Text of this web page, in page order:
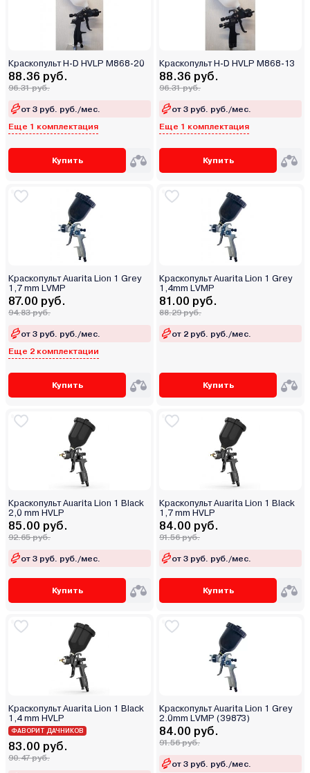
Краскопульт H-D HVLP M868-20
88.36 руб.
96.31 руб.
от 3 руб. руб./мес.
Еще 1 комплектация
Купить
Краскопульт H-D HVLP M868-13
88.36 руб.
96.31 руб.
от 3 руб. руб./мес.
Еще 1 комплектация
Купить
Краскопульт Auarita Lion 1 Grey
1,7 mm LVMP
87.00 руб.
94.83 руб.
от 3 руб. руб./мес.
Еще 2 комплектации
Купить
Краскопульт Auarita Lion 1 Grey
1,4mm LVMP
81.00 руб.
88.29 руб.
от 2 руб. руб./мес.
Купить
Краскопульт Auarita Lion 1 Black
2,0 mm HVLP
85.00 руб.
92.65 руб.
от 3 руб. руб./мес.
Купить
Краскопульт Auarita Lion 1 Black
1,7 mm HVLP
84.00 руб.
91.56 руб.
от 3 руб. руб./мес.
Купить
Краскопульт Auarita Lion 1 Black
1,4 mm HVLP
ФАВОРИТ ДАЧНИКОВ
83.00 руб.
90.47 руб.
Краскопульт Auarita Lion 1 Grey
2.0mm LVMP (39873)
84.00 руб.
91.56 руб.
от 3 руб. руб./мес.